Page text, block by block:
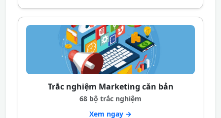
Trắc nghiệm Marketing căn bản
68 bộ trắc nghiệm
Xem ngay →